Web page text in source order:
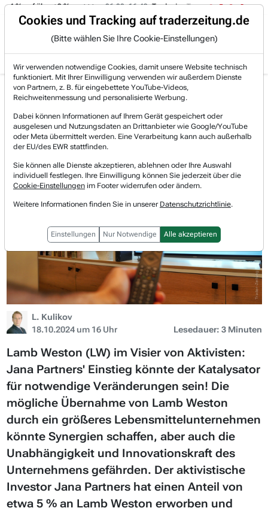
Trading-Room
% auf über +3 %. 06.08. 16:49 Trade des Tages 06.08.
Gratis Account Login
Jetzt registrieren und gratis Artikel lesen.
Bereits bei TraderFox registriert? Jetzt anmelden!
Home Börsen-Nachrichten
Stocks in Action USA
Stocks in Action USA: Lamb Weston, Netflix und Int...
Stocks in Action USA: Lamb
Weston, Netflix und Intuitive Surgical
L. Kulikov
18.10.2024 um 16 Uhr
Lesedauer: 3 Minuten
Lamb Weston (LW) im Visier von Aktivisten:
Jana Partners' Einstieg könnte der Katalysator
für notwendige Veränderungen sein! Die
mögliche Übernahme von Lamb Weston
durch ein größeres Lebensmittelunternehmen
könnte Synergien schaffen, aber auch die
Unabhängigkeit und Innovationskraft des
Unternehmens gefährden. Der aktivistische
Investor Jana Partners hat einen Anteil von
etwa 5 % an Lamb Weston erworben und
Cookies und Tracking auf traderzeitung.de
(Bitte wählen Sie Ihre Cookie-Einstellungen)
Wir verwenden notwendige Cookies, damit unsere Website technisch
funktioniert. Mit Ihrer Einwilligung verwenden wir außerdem Dienste
von Partnern, z. B. für eingebettete YouTube-Videos,
Reichweitenmessung und personalisierte Werbung.
Dabei können Informationen auf Ihrem Gerät gespeichert oder
ausgelesen und Nutzungsdaten an Drittanbieter wie Google/YouTube
oder Meta übermittelt werden. Eine Verarbeitung kann auch außerhalb
der EU/des EWR stattfinden.
Sie können alle Dienste akzeptieren, ablehnen oder Ihre Auswahl
individuell festlegen. Ihre Einwilligung können Sie jederzeit über die
Cookie-Einstellungen im Footer widerrufen oder ändern.
Weitere Informationen finden Sie in unserer Datenschutzrichtlinie.
Einstellungen Nur Notwendige Alle akzeptieren